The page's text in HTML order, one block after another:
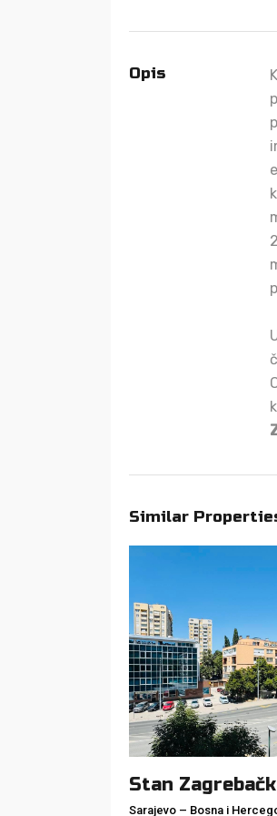
Opis
Similar
Stan
Sarajevo – Bosna i